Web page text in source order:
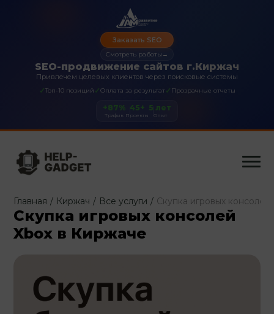
SEO-продвижение сайтов г.Киржач
Привлечем целевых клиентов через поисковые системы
✓Топ-10 позиций ✓Оплата за результат✓ Прозрачные отчеты
Заказать SEO
Смотреть работы →
+87%
Трафик
45+
Проекты
5 лет
Опыт
Главная / Киржач / Все услуги / Скупка игровых консолей
Скупка игровых консолей
Xbox в Киржаче